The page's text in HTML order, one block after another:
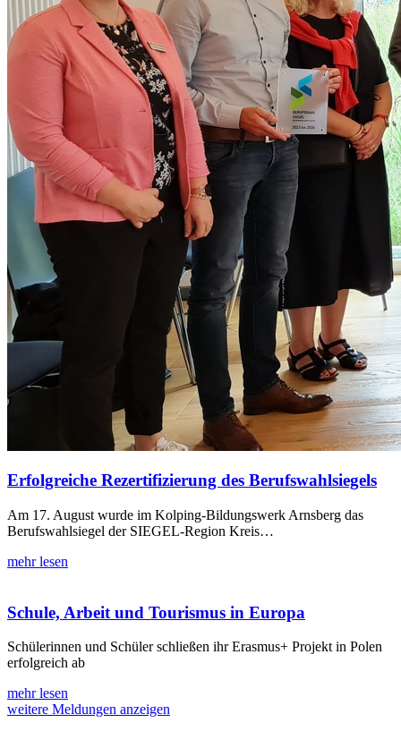
Erfolgreiche Rezertifizierung des Berufswahlsiegels
Am 17. August wurde im Kolping-Bildungswerk Arnsberg das
Berufswahlsiegel der SIEGEL-Region Kreis…
mehr lesen
Schule, Arbeit und Tourismus in Europa
Schülerinnen und Schüler schließen ihr Erasmus+ Projekt in Polen
erfolgreich ab
mehr lesen
weitere Meldungen anzeigen